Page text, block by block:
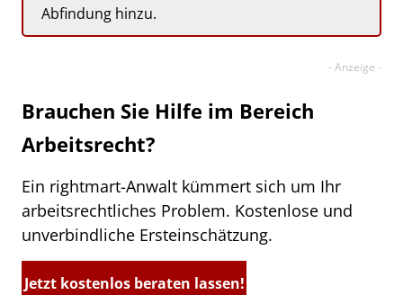
Abfindung hinzu.
Brauchen Sie Hilfe im Bereich
Arbeitsrecht?
Ein rightmart-Anwalt kümmert sich um Ihr
arbeitsrechtliches Problem. Kostenlose und
unverbindliche Ersteinschätzung.
Jetzt kostenlos beraten lassen!